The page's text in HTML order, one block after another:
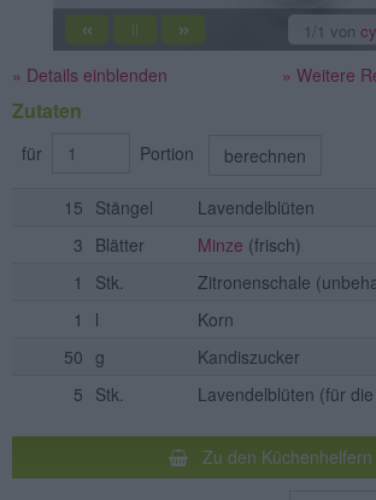
« || » 1 /1 von
» Details einblenden » Weitere
Zutaten
für Portion berechnen
15 Stängel
Lavendelblüten
3 Blätter Minze (frisch)
1
Stk. Zitronenschale
1
l
Korn
50 g
Kandiszucker
5 Stk. Lavendelblüten (für
Zu den Küchenhelfern